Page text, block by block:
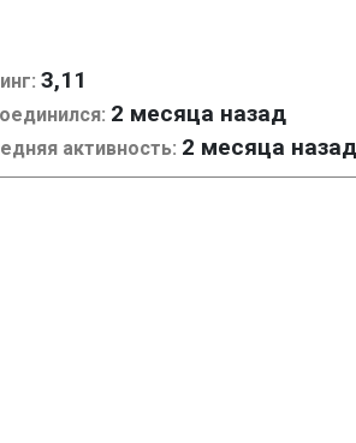
3,11
2 месяца назад
активность: 2 месяца назад